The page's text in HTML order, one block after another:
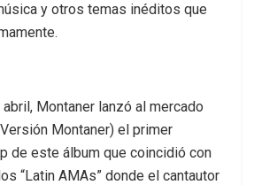
y otros temas inéditos que
Montaner lanzó al mercado
Montaner) el primer
de este álbum que coincidió con
“Latin AMAs” donde el cantautor